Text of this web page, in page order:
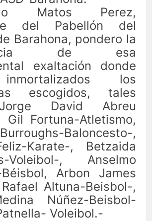
Matos Perez,
del Pabellón del
Barahona, pondero la
de esa
exaltación donde
los
escogidos, tales
David Abreu
Gil Fortuna-Atletismo,
Baloncesto-,
Karate-, Betzaida
Voleibol-, Anselmo
Béisbol, Arbon James
Altuna-Beisbol-,
Núñez-Beisbol-
Voleibol.-